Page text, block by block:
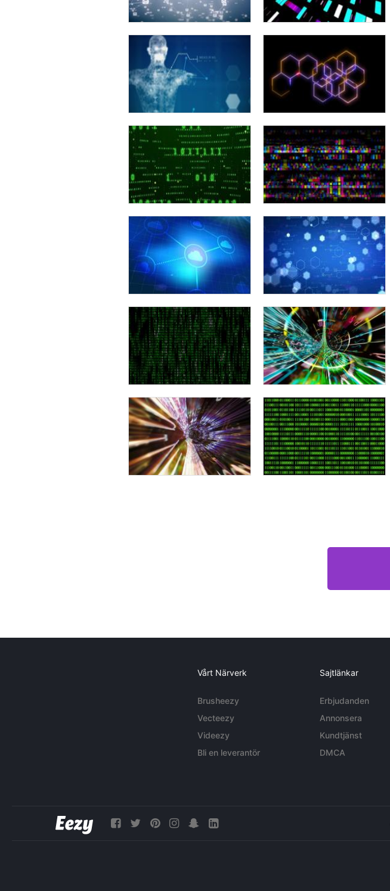
Vårt Närverk
Brusheezy
Vecteezy
Videezy
Bli en leverantör
Sajtlänkar
Erbjudanden
Annonsera
Kundtjänst
DMCA